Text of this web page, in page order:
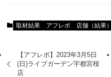
取材結果 アフレポ 店舗（結果）
【アフレポ】2023年3月5日
(日)ライブガーデン宇都宮桜
店